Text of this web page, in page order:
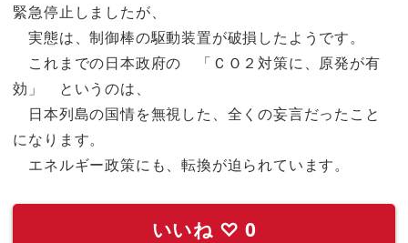
緊急停止しましたが、
実態は、制御棒の駆動装置が破損したようです。
これまでの日本政府の 「ＣＯ２対策に、原発が有
効」 というのは、
日本列島の国情を無視した、全くの妄言だったこと
になります。
エネルギー政策にも、転換が迫られています。
いいね ♡ 0